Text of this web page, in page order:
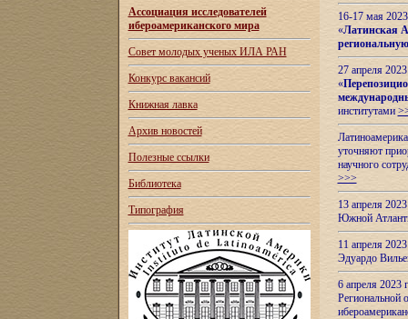
Ассоциация исследователей
ибероамериканского мира
Совет молодых ученых ИЛА РАН
Конкурс вакансий
Книжная лавка
Архив новостей
Полезные ссылки
Библиотека
Типография
16-17 мая
«Латинская
27 апреля
«
институтами
уточняют
научного
>>>
13 апреля
Южной
11 апреля
Эдуардо
6 апреля
Региональной